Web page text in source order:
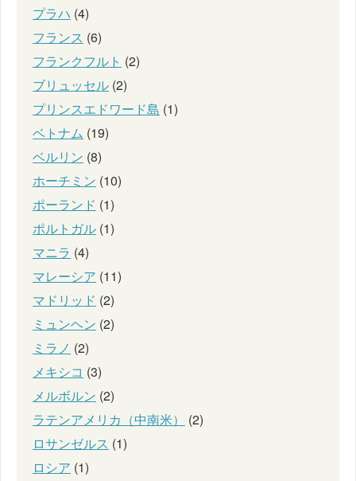
プラハ (4)
フランス (6)
フランクフルト (2)
ブリュッセル (2)
プリンスエドワード島 (1)
ベトナム (19)
ベルリン (8)
ホーチミン (10)
ポーランド (1)
ポルトガル (1)
マニラ (4)
マレーシア (11)
マドリッド (2)
ミュンヘン (2)
ミラノ (2)
メキシコ (3)
メルボルン (2)
ラテンアメリカ（中南米）
(2)
ロサンゼルス (1)
ロシア (1)